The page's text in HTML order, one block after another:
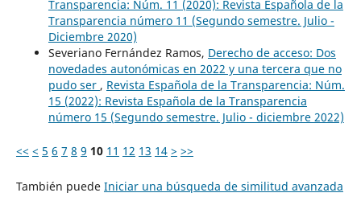
Transparencia: Núm. 11 (2020): Revista Española de la
Transparencia número 11 (Segundo semestre. Julio -
Diciembre 2020)
Severiano Fernández Ramos, Derecho de acceso: Dos
novedades autonómicas en 2022 y una tercera que no
pudo ser , Revista Española de la Transparencia: Núm.
15 (2022): Revista Española de la Transparencia
número 15 (Segundo semestre. Julio - diciembre 2022)
<< < 5 6 7 8 9 10 11 12 13 14 > >>
También puede Iniciar una búsqueda de similitud avanzada